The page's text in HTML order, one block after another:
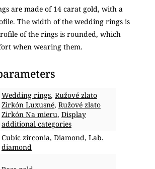
are made of 14 carat gold, with a
The width of the wedding rings is
of the rings is rounded, which
when wearing them.
Wedding rings, Ružové zlato
Zirkón Luxusné, Ružové zlato
Zirkón Na mieru, Display
additional categories
Cubic zirconia, Diamond, Lab.
diamond